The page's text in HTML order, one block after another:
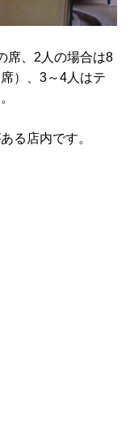
席、2人の場合は8
）、3～4人はテ
る店内です。